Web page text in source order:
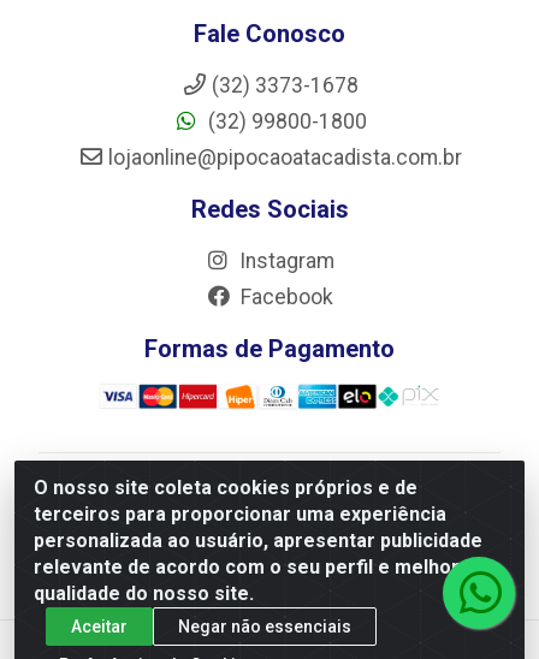
O nosso site coleta cookies próprios e de
terceiros para proporcionar uma experiência
personalizada ao usuário, apresentar publicidade
relevante de acordo com o seu perfil e melhorar a
qualidade do nosso site.
Aceitar
Negar não essenciais
Fale Conosco
(32) 3373-1678
(32) 99800-1800
lojaonline@pipocaoatacadista.com.br
Redes Sociais
Instagram
Facebook
Formas de Pagamento
JRS Distribuição e Logística LTDA - Rua Antônio do
Sacramento Torga 70, Vila Nossa Senhora de Fatima -
São João Del Rei/MG - CEP 36305-334 - CNPJ
66.194.085/0001-02